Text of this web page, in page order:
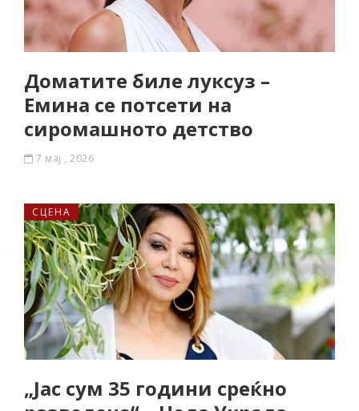
Доматите биле луксуз –
Емина се потсети на
сиромашното детство
7 мај , 2026
СЦЕНА
„Јас сум 35 години среќно